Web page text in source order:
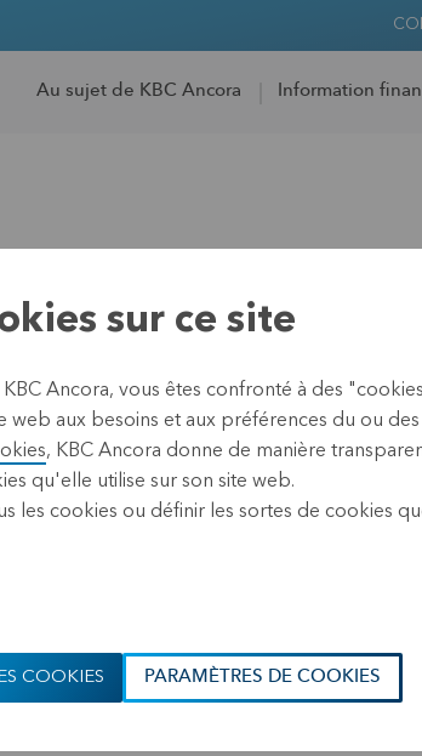
Au sujet de KBC Ancora Information
31 octobre 2025 15:00
Pour rester au courant des
newsletter.
sur ce site
Ancora, vous êtes confronté à des
aux besoins et aux préférences du ou des
, KBC Ancora donne de manière
qu'elle utilise sur son site web.
les cookies ou définir les sortes de cookies
COOKIES PARAMÈTRES DE COOKIES